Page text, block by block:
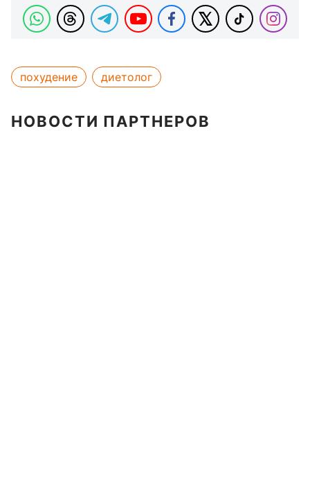
похудение диетолог
НОВОСТИ ПАРТНЕРОВ